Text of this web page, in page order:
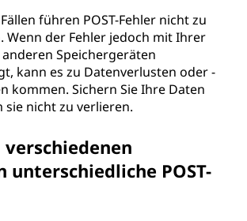
führen POST-Fehler nicht zu
Wenn der Fehler jedoch mit Ihrer
Speichergeräten
kann es zu Datenverlusten oder -
kommen. Sichern Sie Ihre Daten
sie nicht zu verlieren.
unterschiedliche POST-